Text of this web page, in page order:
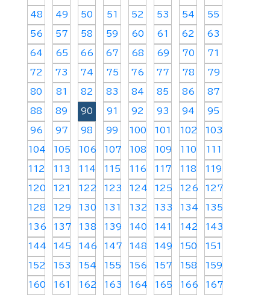
48 49 50 51 52 53 54 55
56 57 58 59 60 61 62 63
64 65 66 67 68 69 70 71
72 73 74 75 76 77 78 79
80 81 82 83 84 85 86 87
88 89 90 91 92 93 94 95
96 97 98 99 100 101 102 103
104 105 106 107 108 109 110 111
112 113 114 115 116 117 118 119
120 121 122 123 124 125 126 127
128 129 130 131 132 133 134 135
136 137 138 139 140 141 142 143
144 145 146 147 148 149 150 151
152 153 154 155 156 157 158 159
160 161 162 163 164 165 166 167